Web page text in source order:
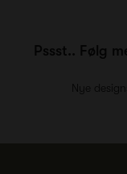
Pssst.. Følg
Nye